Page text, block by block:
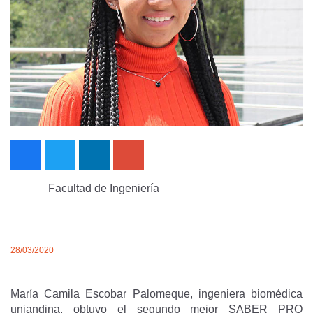
Facultad de Ingeniería
28/03/2020
María Camila Escobar Palomeque, ingeniera biomédica
uniandina, obtuvo el segundo mejor SABER PRO